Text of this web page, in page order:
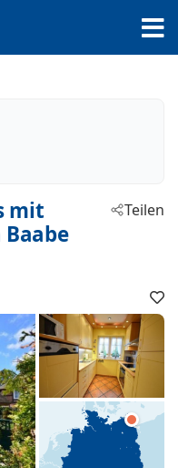
mit
Baabe
Teilen